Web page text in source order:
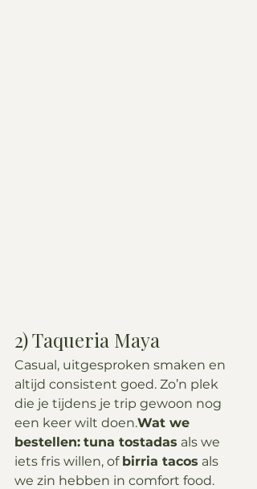
2) Taqueria Maya
Casual, uitgesproken smaken en
altijd consistent goed. Zo’n plek
die je tijdens je trip gewoon nog
een keer wilt doen.Wat we
bestellen: tuna tostadas als we
iets fris willen, of birria tacos als
we zin hebben in comfort food.